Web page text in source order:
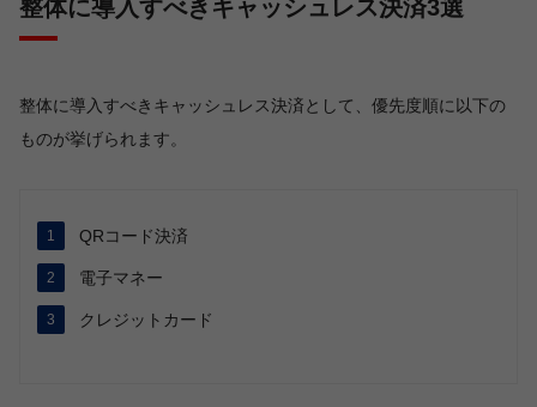
整体に導入すべきキャッシュレス決済3選
整体に導入すべきキャッシュレス決済として、優先度順に以下の
ものが挙げられます。
QRコード決済
電子マネー
クレジットカード